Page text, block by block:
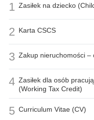
1 Zasiłek na dziecko
2 Karta CSCS
3 Zakup nieruchomości –
4 Zasiłek dla osób
(Working Tax Credit)
5 Curriculum Vitae (CV)